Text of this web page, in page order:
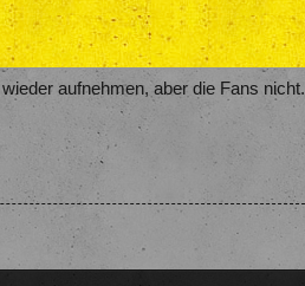
aufnehmen, aber die Fans nicht.